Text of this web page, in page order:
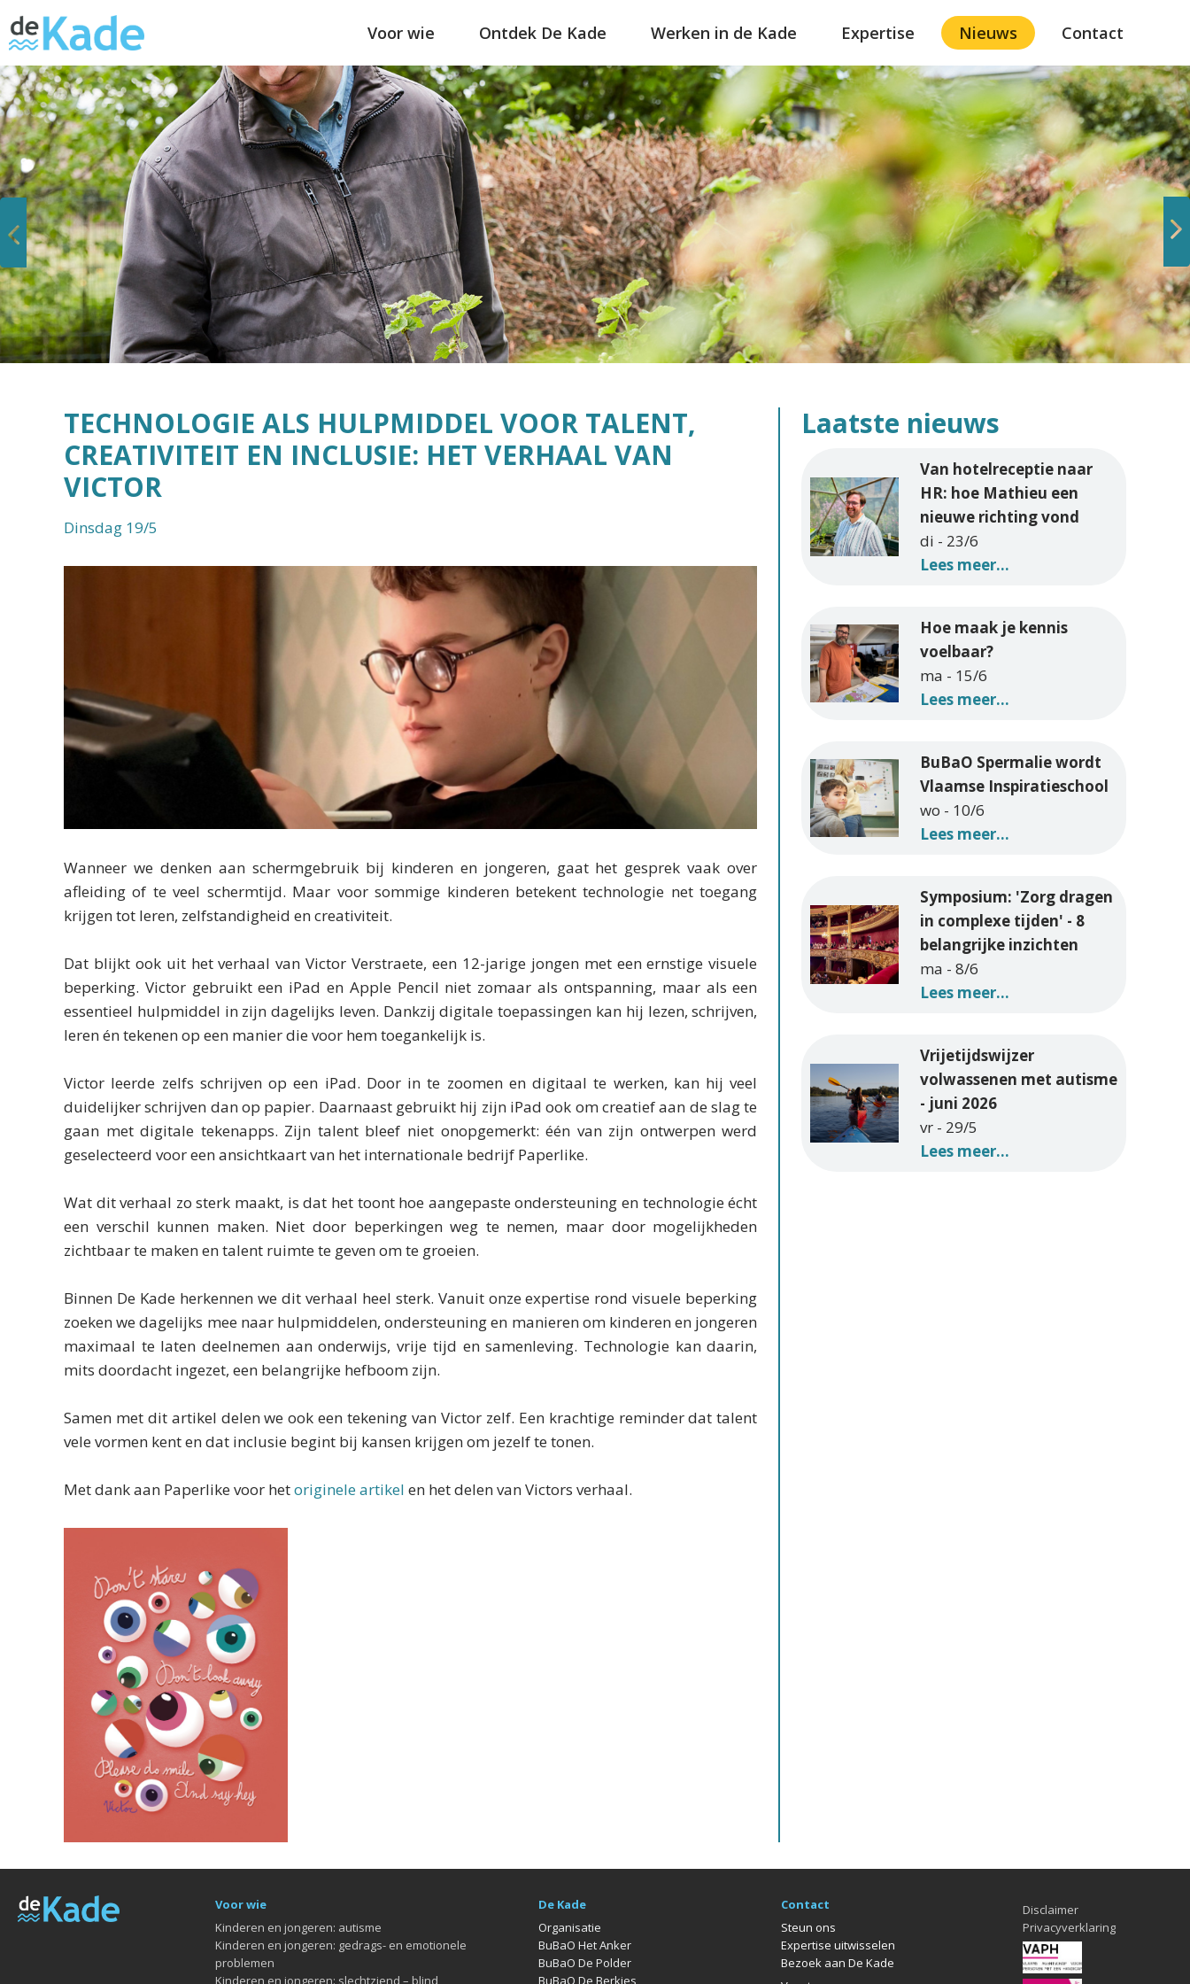
Voor wie Ontdek De Kade Werken in de Kade Expertise Nieuws Contact
Vorige
Volgende
TECHNOLOGIE ALS HULPMIDDEL VOOR TALENT,
CREATIVITEIT EN INCLUSIE: HET VERHAAL VAN
VICTOR
Dinsdag 19/5
Wanneer we denken aan schermgebruik bij kinderen en jongeren, gaat het gesprek vaak over
afleiding of te veel schermtijd. Maar voor sommige kinderen betekent technologie net toegang
krijgen tot leren, zelfstandigheid en creativiteit.
Dat blijkt ook uit het verhaal van Victor Verstraete, een 12-jarige jongen met een ernstige visuele
beperking. Victor gebruikt een iPad en Apple Pencil niet zomaar als ontspanning, maar als een
essentieel hulpmiddel in zijn dagelijks leven. Dankzij digitale toepassingen kan hij lezen, schrijven,
leren én tekenen op een manier die voor hem toegankelijk is.
Victor leerde zelfs schrijven op een iPad. Door in te zoomen en digitaal te werken, kan hij veel
duidelijker schrijven dan op papier. Daarnaast gebruikt hij zijn iPad ook om creatief aan de slag te
gaan met digitale tekenapps. Zijn talent bleef niet onopgemerkt: één van zijn ontwerpen werd
geselecteerd voor een ansichtkaart van het internationale bedrijf Paperlike.
Wat dit verhaal zo sterk maakt, is dat het toont hoe aangepaste ondersteuning en technologie écht
een verschil kunnen maken. Niet door beperkingen weg te nemen, maar door mogelijkheden
zichtbaar te maken en talent ruimte te geven om te groeien.
Binnen De Kade herkennen we dit verhaal heel sterk. Vanuit onze expertise rond visuele beperking
zoeken we dagelijks mee naar hulpmiddelen, ondersteuning en manieren om kinderen en jongeren
maximaal te laten deelnemen aan onderwijs, vrije tijd en samenleving. Technologie kan daarin,
mits doordacht ingezet, een belangrijke hefboom zijn.
Samen met dit artikel delen we ook een tekening van Victor zelf. Een krachtige reminder dat talent
vele vormen kent en dat inclusie begint bij kansen krijgen om jezelf te tonen.
Met dank aan Paperlike voor hetoriginele artikel en het delen van Victors verhaal.
Laatste nieuws
Van hotelreceptie naar
HR: hoe Mathieu een
nieuwe richting vond
di - 23/6
Lees meer...
Hoe maak je kennis
voelbaar?
ma - 15/6
Lees meer...
BuBaO Spermalie wordt
Vlaamse Inspiratieschool
wo - 10/6
Lees meer...
Symposium: 'Zorg dragen
in complexe tijden' - 8
belangrijke inzichten
ma - 8/6
Lees meer...
Vrijetijdswijzer
volwassenen met autisme
- juni 2026
vr - 29/5
Lees meer...
Voor wie
Kinderen en jongeren: autisme
Kinderen en jongeren: gedrags- en emotionele
problemen
Kinderen en jongeren: slechtziend – blind
De Kade
Organisatie
BuBaO Het Anker
BuBaO De Polder
BuBaO De Berkjes
Contact
Steun ons
Expertise uitwisselen
Bezoek aan De Kade
Disclaimer
Privacyverklaring